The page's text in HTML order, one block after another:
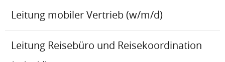
Leitung mobiler Vertrieb (w/m/d)
Leitung Reisebüro und Reisekoordination